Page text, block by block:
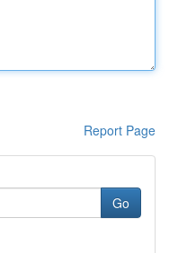
Report Page
Go